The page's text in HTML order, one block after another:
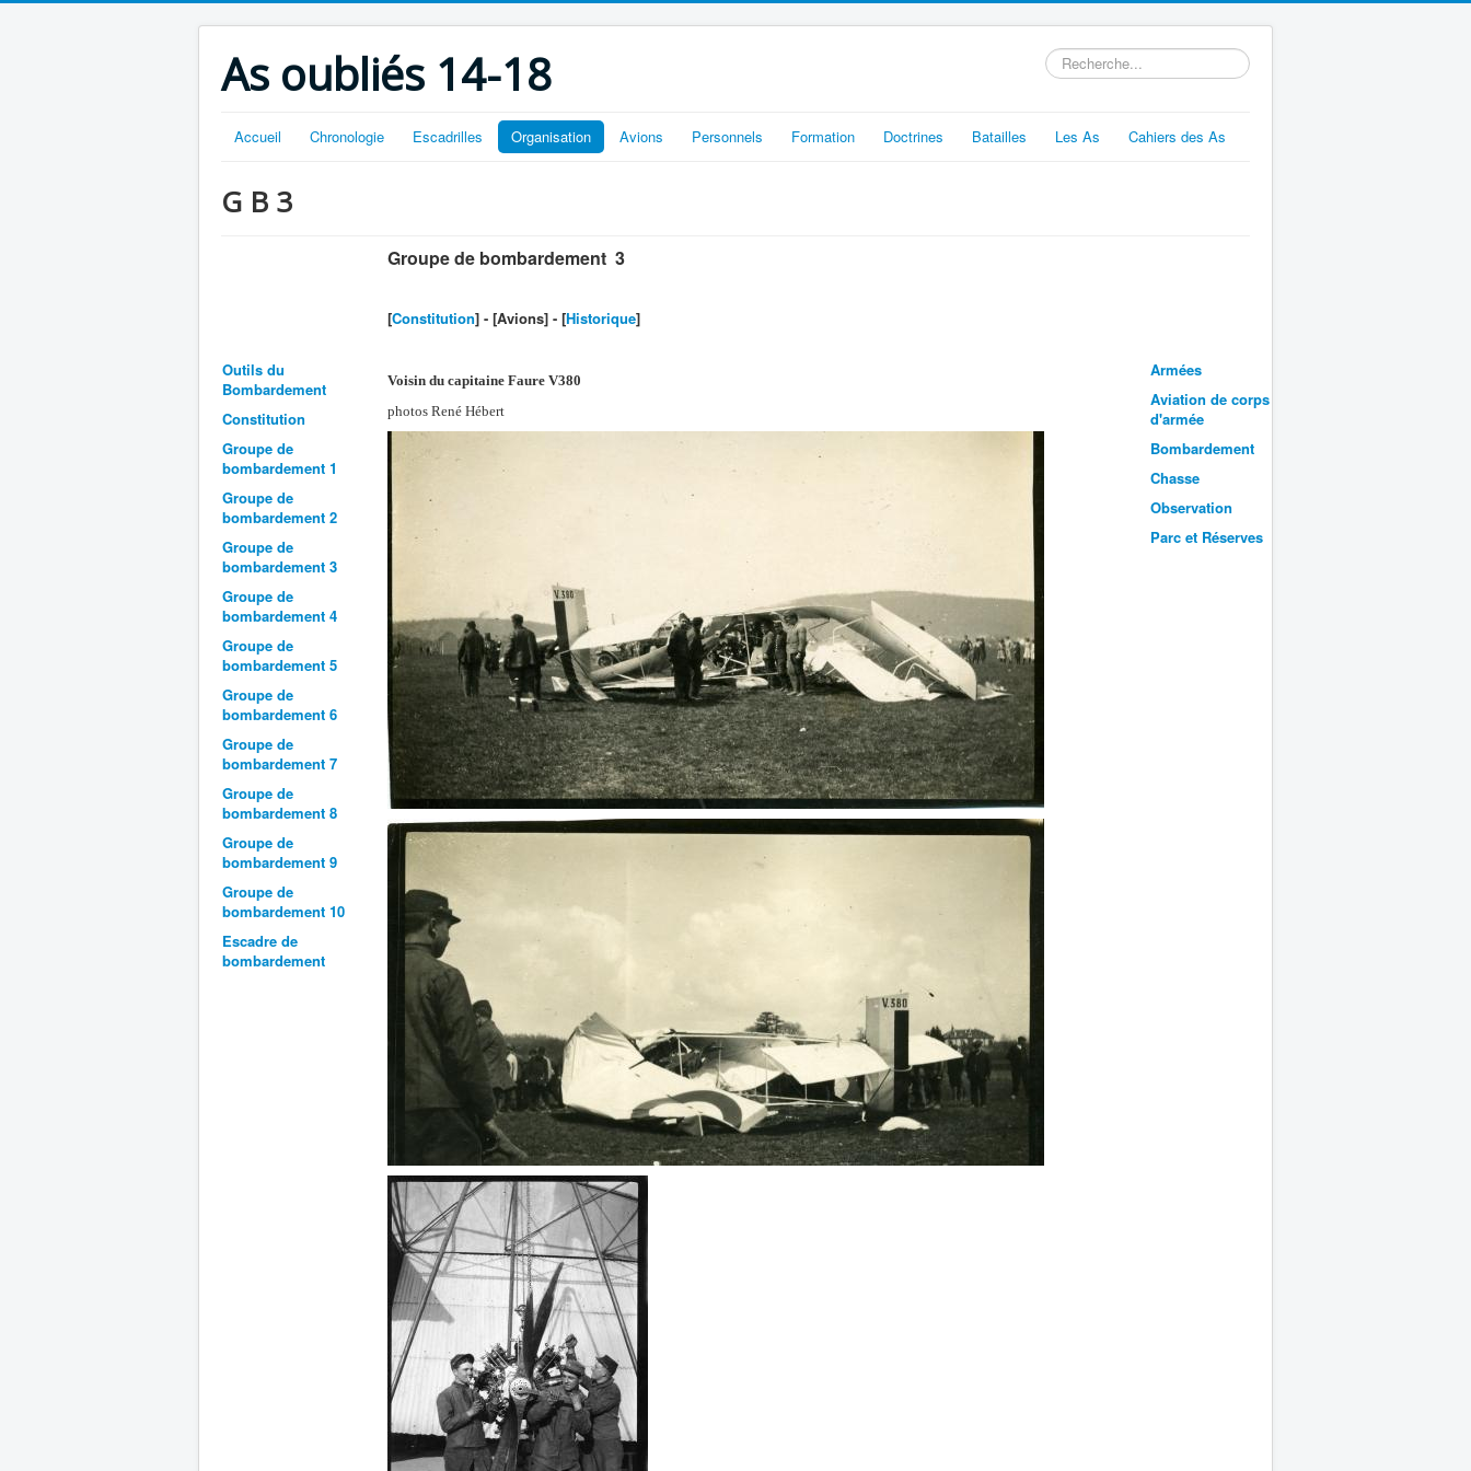
As oubliés 14-18 Rechercher
Accueil Chronologie Escadrilles Organisation Avions Personnels Formation Doctrines Batailles Les As Cahiers des As
G B 3
Groupe de bombardement 3
[Constitution] - [Avions] - [Historique]
Outils du
Bombardement
Constitution
Groupe de
bombardement 1
Groupe de
bombardement 2
Groupe de
bombardement 3
Groupe de
bombardement 4
Groupe de
bombardement 5
Groupe de
bombardement 6
Groupe de
bombardement 7
Groupe de
bombardement 8
Groupe de
bombardement 9
Groupe de
bombardement 10
Escadre de
bombardement
Voisin du capitaine Faure V380
photos René Hébert
Armées
Aviation de corps
d'armée
Bombardement
Chasse
Observation
Parc et Réserves